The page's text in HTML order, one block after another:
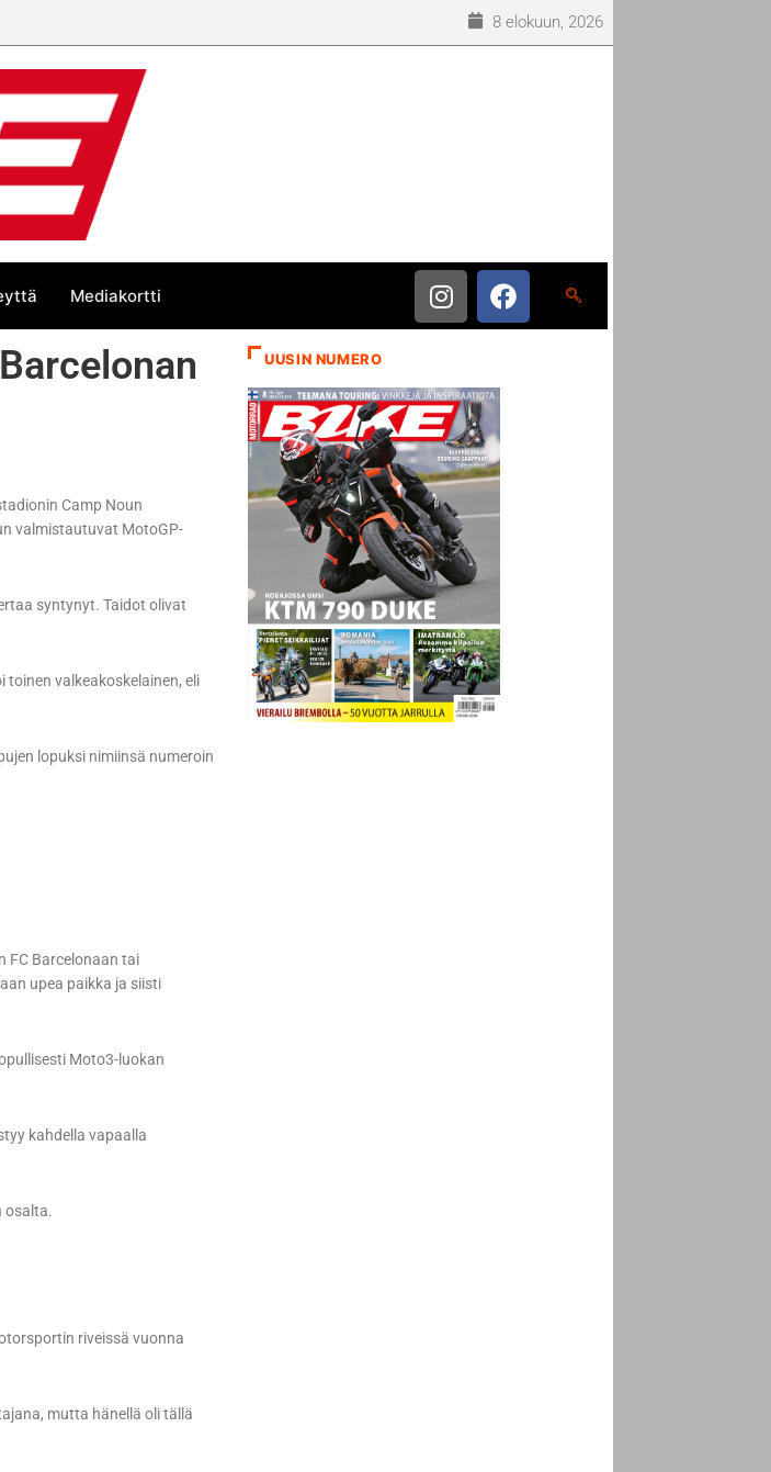
8 elokuun, 2026
Mediakortti
Camp Noun
valmistautuvat MotoGP-
syntynyt. Taidot olivat
valkeakoskelainen, eli
lopuksi nimiinsä numeroin
FC Barcelonaan tai
upea paikka ja siisti
Moto3-luokan
kahdella vapaalla
osalta.
riveissä vuonna
mutta hänellä oli tällä
UUSIN NUMERO